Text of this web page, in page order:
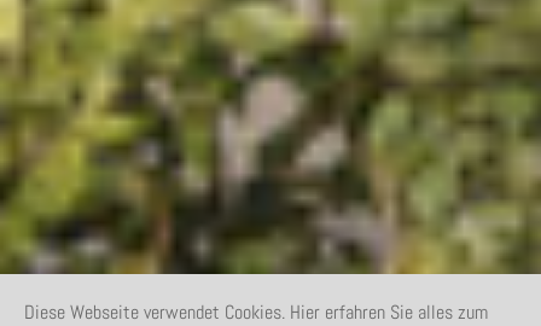
Diese Webseite verwendet Cookies. Hier erfahren Sie alles zum